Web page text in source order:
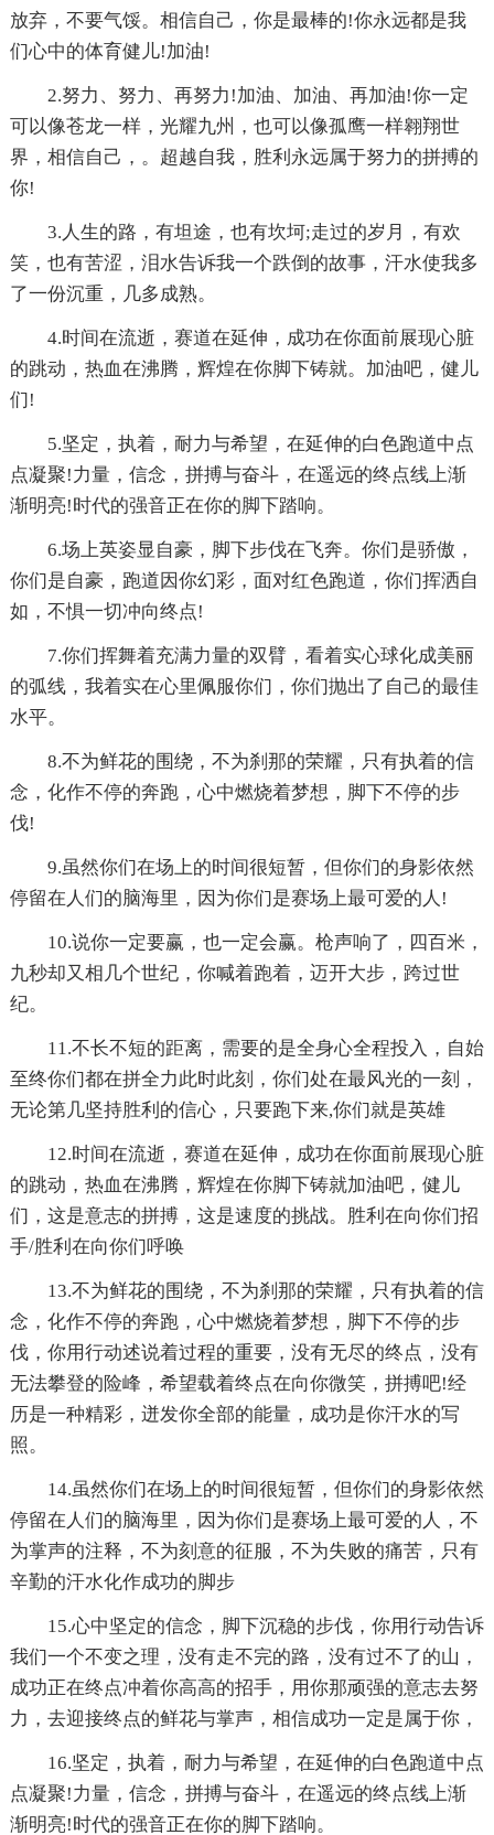
放弃，不要气馁。相信自己，你是最棒的!你永远都是我
们心中的体育健儿!加油!
2.努力、努力、再努力!加油、加油、再加油!你一定
可以像苍龙一样，光耀九州，也可以像孤鹰一样翱翔世
界，相信自己，。超越自我，胜利永远属于努力的拼搏的
你!
3.人生的路，有坦途，也有坎坷;走过的岁月，有欢
笑，也有苦涩，泪水告诉我一个跌倒的故事，汗水使我多
了一份沉重，几多成熟。
4.时间在流逝，赛道在延伸，成功在你面前展现心脏
的跳动，热血在沸腾，辉煌在你脚下铸就。加油吧，健儿
们!
5.坚定，执着，耐力与希望，在延伸的白色跑道中点
点凝聚!力量，信念，拼搏与奋斗，在遥远的终点线上渐
渐明亮!时代的强音正在你的脚下踏响。
6.场上英姿显自豪，脚下步伐在飞奔。你们是骄傲，
你们是自豪，跑道因你幻彩，面对红色跑道，你们挥洒自
如，不惧一切冲向终点!
7.你们挥舞着充满力量的双臂，看着实心球化成美丽
的弧线，我着实在心里佩服你们，你们抛出了自己的最佳
水平。
8.不为鲜花的围绕，不为刹那的荣耀，只有执着的信
念，化作不停的奔跑，心中燃烧着梦想，脚下不停的步
伐!
9.虽然你们在场上的时间很短暂，但你们的身影依然
停留在人们的脑海里，因为你们是赛场上最可爱的人!
10.说你一定要赢，也一定会赢。枪声响了，四百米，
九秒却又相几个世纪，你喊着跑着，迈开大步，跨过世
纪。
11.不长不短的距离，需要的是全身心全程投入，自始
至终你们都在拼全力此时此刻，你们处在最风光的一刻，
无论第几坚持胜利的信心，只要跑下来,你们就是英雄
12.时间在流逝，赛道在延伸，成功在你面前展现心脏
的跳动，热血在沸腾，辉煌在你脚下铸就加油吧，健儿
们，这是意志的拼搏，这是速度的挑战。胜利在向你们招
手/胜利在向你们呼唤
13.不为鲜花的围绕，不为刹那的荣耀，只有执着的信
念，化作不停的奔跑，心中燃烧着梦想，脚下不停的步
伐，你用行动述说着过程的重要，没有无尽的终点，没有
无法攀登的险峰，希望载着终点在向你微笑，拼搏吧!经
历是一种精彩，迸发你全部的能量，成功是你汗水的写
照。
14.虽然你们在场上的时间很短暂，但你们的身影依然
停留在人们的脑海里，因为你们是赛场上最可爱的人，不
为掌声的注释，不为刻意的征服，不为失败的痛苦，只有
辛勤的汗水化作成功的脚步
15.心中坚定的信念，脚下沉稳的步伐，你用行动告诉
我们一个不变之理，没有走不完的路，没有过不了的山，
成功正在终点冲着你高高的招手，用你那顽强的意志去努
力，去迎接终点的鲜花与掌声，相信成功一定是属于你，
16.坚定，执着，耐力与希望，在延伸的白色跑道中点
点凝聚!力量，信念，拼搏与奋斗，在遥远的终点线上渐
渐明亮!时代的强音正在你的脚下踏响。